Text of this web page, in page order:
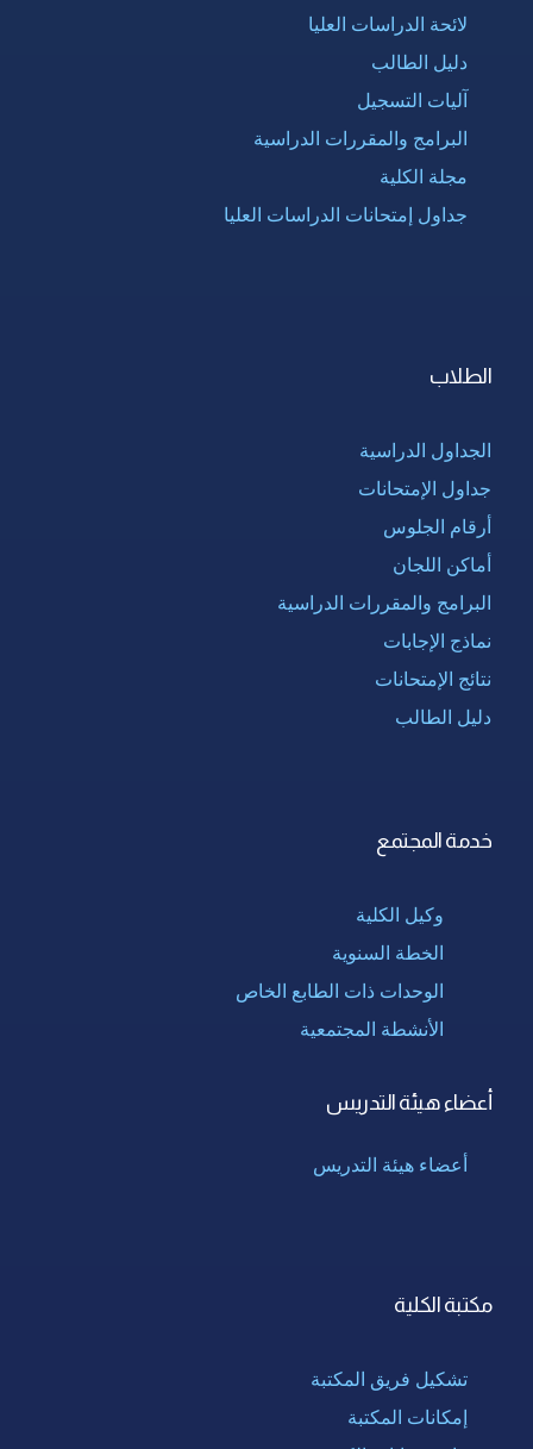
لائحة الدراسات العليا
دليل الطالب
آليات التسجيل
البرامج والمقررات الدراسية
مجلة الكلية
جداول إمتحانات الدراسات العليا
الطلاب
الجداول الدراسية
جداول الإمتحانات
أرقام الجلوس
أماكن اللجان
البرامج والمقررات الدراسية
نماذج الإجابات
نتائج الإمتحانات
دليل الطالب
خدمة المجتمع
وكيل الكلية
الخطة السنوية
الوحدات ذات الطابع الخاص
الأنشطة المجتمعية
أعضاء هيئة التدريس
أعضاء هيئة التدريس
مكتبة الكلية
تشكيل فريق المكتبة
إمكانات المكتبة